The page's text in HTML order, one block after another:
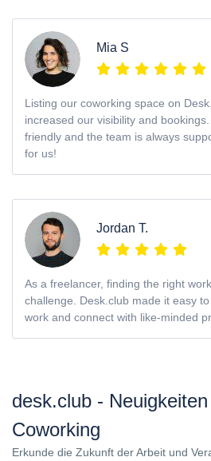
Mia S
Listing our coworking space on
increased our visibility and
friendly and the team is always
for us!
Jordan T.
As a freelancer, finding the right
challenge. Desk.club made it easy
work and connect with like-minded
desk.club -
Coworking
Erkunde die Zukunft der Arbeit und